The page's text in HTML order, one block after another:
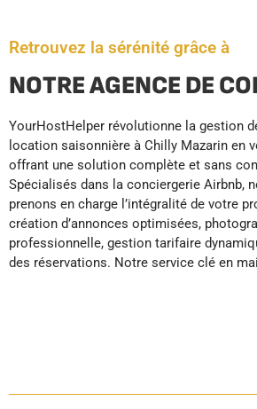
Retrouvez la sérénité grâce à
NOTRE AGENCE DE
YourHostHelper révolutionne la gestion
location saisonnière à Chilly Mazarin en
offrant une solution complète et sans
Spécialisés dans la conciergerie Airbnb,
prenons en charge l’intégralité de votre
création d’annonces optimisées,
professionnelle, gestion tarifaire
des réservations. Notre service clé en
l’accueil voyageurs 24/7, le nettoyage
l’entretien du linge, la maintenance préventive
réapprovisionnement automatique.
standards hôteliers, vos locations
d’excellents avis et se positionnent sur le
haut de gamme, maximisant ainsi vos
locatifs. En tant que jeune actif, vous
investir sereinement dans la location
sans vous soucier des tâches
quotidien. YourHostHelper transforme
investissement en pilote
garantissant plus de temps libre, moins de